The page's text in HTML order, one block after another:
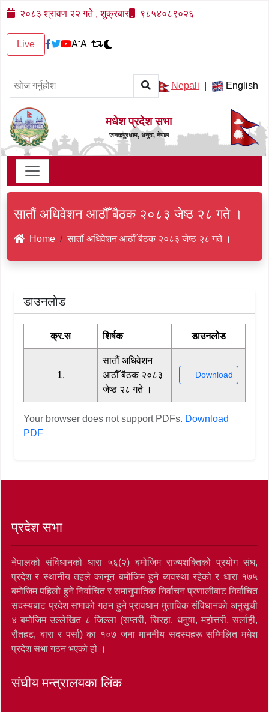
२०८३ श्रावण २२ गते , शुक्रबार ९८५४०८९०२६
Live A-A+
Nepali English
मधेश प्रदेश सभा
जनकपुरधाम, धनुषा, नेपाल
सातौं अधिवेशन आठौँ बैठक २०८३ जेष्ठ २८ गते ।
Home सातौं अधिवेशन आठौँ बैठक २०८३ जेष्ठ २८ गते ।
डाउनलोड
क्र.स शिर्षक डाउनलोड
1.
सातौं अधिवेशन
आठौँ बैठक २०८३
जेष्ठ २८ गते ।
Download
Your browser does not support PDFs. Download
PDF
प्रदेश सभा
नेपालको संविधानको धारा ५६(२) बमोजिम राज्यशक्तिको प्रयोग संघ,
प्रदेश र स्थानीय तहले कानून बमोजिम हुने ब्यवस्था रहेको र धारा १७५
बमोजिम पहिलो हुने निर्वाचित र समानुपातिक निर्वाचन प्रणालीबाट निर्वाचित
सदस्यबाट प्रदेश सभाको गठन हुने प्रावधान मुताविक संविधानको अनुसूची
४ बमोजिम उल्लेखित ८ जिल्ला (सप्तरी, सिरहा, धनुषा, महोत्तरी, सर्लाही,
रौतहट, बारा र पर्सा) का १०७ जना माननीय सदस्यहरू सम्मिलित मधेश
प्रदेश सभा गठन भएको हो ।
संघीय मन्त्रालयका लिंक